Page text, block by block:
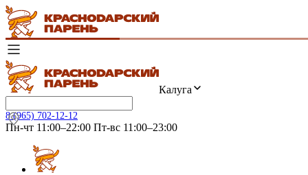
Калуга
8 (965) 702-12-12
Пн-чт 11:00–22:00 Пт-вс 11:00–23:00